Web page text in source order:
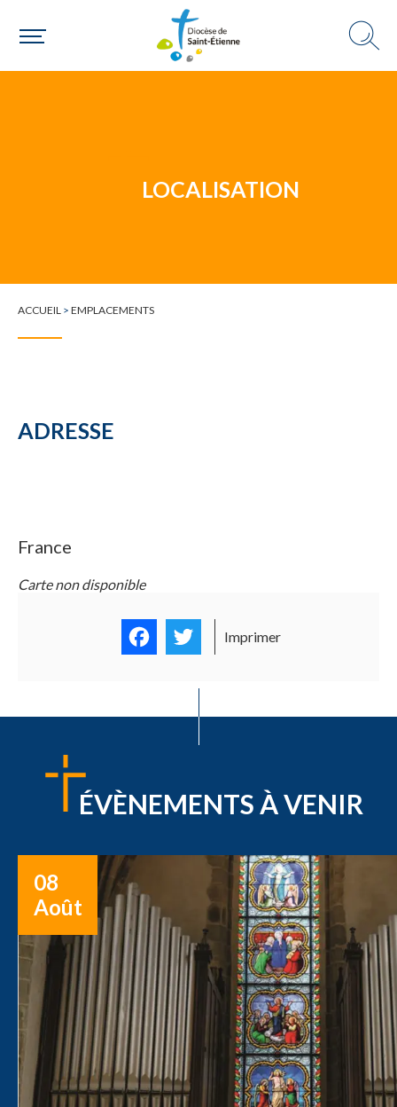
Choisir ma paroisse par commune
LOCALISATION
ACCUEIL > EMPLACEMENTS
ADRESSE
France
Carte non disponible
FacebookTwitter
Imprimer
ÉVÈNEMENTS À VENIR
08
Août